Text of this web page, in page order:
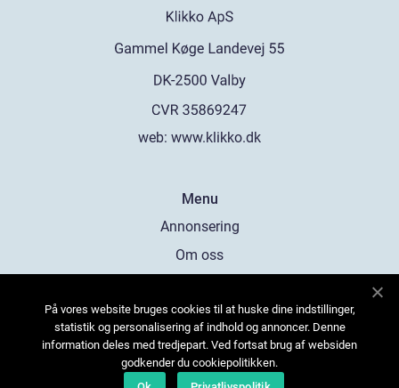
web: www.klikko.dk
Menu
Annonsering
Om oss
Kontakta oss
Sitemap
På vores website bruges cookies til at huske dine indstillinger,
statistik og personalisering af indhold og annoncer. Denne
information deles med tredjepart. Ved fortsat brug af websiden
godkender du cookiepolitikken.